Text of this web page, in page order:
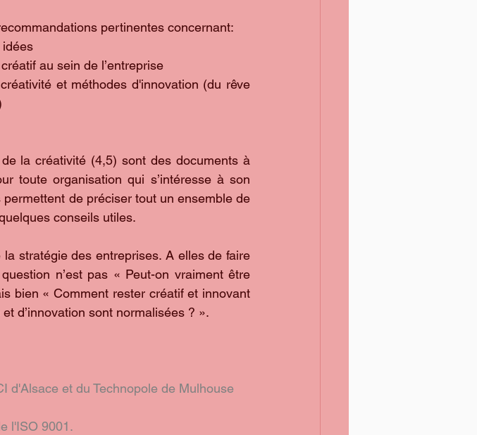
pertinentes concernant:
au sein de l’entreprise
et méthodes d'innovation (du rêve
la créativité (4,5) sont des documents à
toute organisation qui s’intéresse à son
de préciser tout un ensemble de
conseils utiles.
stratégie des entreprises. A elles de faire
n’est pas « Peut-on vraiment être
bien « Comment rester créatif et innovant
d’innovation sont normalisées ? ».
d'Alsace et du Technopole de Mulhouse
l'ISO 9001.